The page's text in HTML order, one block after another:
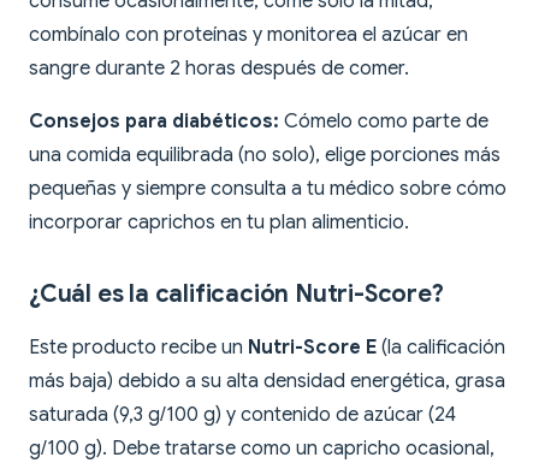
combínalo con proteínas y monitorea el azúcar en
sangre durante 2 horas después de comer.
Consejos para diabéticos: Cómelo como parte de
una comida equilibrada (no solo), elige porciones más
pequeñas y siempre consulta a tu médico sobre cómo
incorporar caprichos en tu plan alimenticio.
¿Cuál es la calificación Nutri-Score?
Este producto recibe un Nutri-Score E (la calificación
más baja) debido a su alta densidad energética, grasa
saturada (9,3 g/100 g) y contenido de azúcar (24
g/100 g). Debe tratarse como un capricho ocasional,